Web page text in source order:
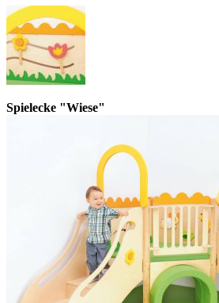
Spielecke "Wiese"